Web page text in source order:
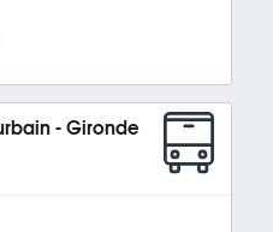
- Gironde